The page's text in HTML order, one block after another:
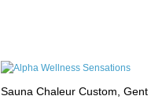
Sauna Chaleur Custom, Gent